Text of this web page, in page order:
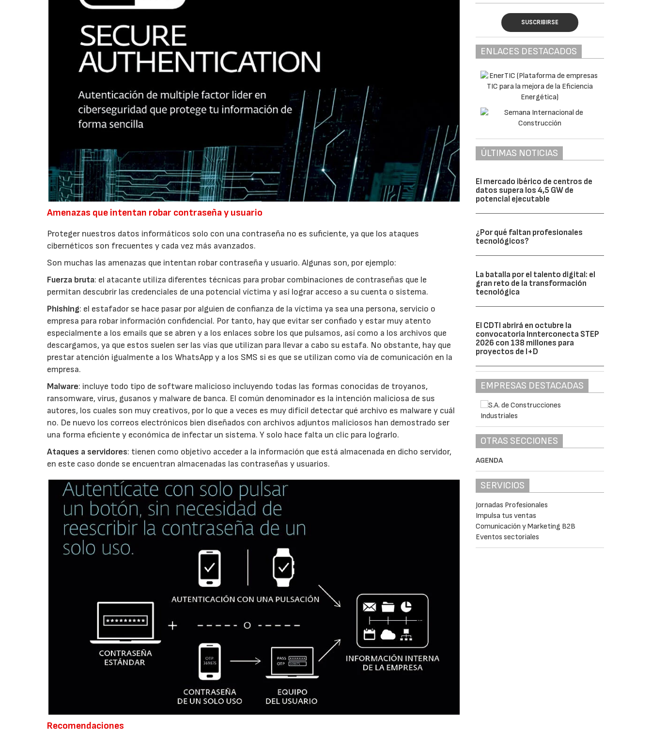
Amenazas que intentan robar contraseña y usuario
Proteger nuestros datos informáticos solo con una contraseña no es suficiente, ya que los ataques
cibernéticos son frecuentes y cada vez más avanzados.
Son muchas las amenazas que intentan robar contraseña y usuario. Algunas son, por ejemplo:
Fuerza bruta: el atacante utiliza diferentes técnicas para probar combinaciones de contraseñas que le
permitan descubrir las credenciales de una potencial víctima y así lograr acceso a su cuenta o sistema.
Phishing: el estafador se hace pasar por alguien de confianza de la víctima ya sea una persona, servicio o
empresa para robar información confidencial. Por tanto, hay que evitar ser confiado y estar muy atento
especialmente a los emails que se abren y a los enlaces sobre los que pulsamos, así como a los archivos que
descargamos, ya que estos suelen ser las vías que utilizan para llevar a cabo su estafa. No obstante, hay que
prestar atención igualmente a los WhatsApp y a los SMS si es que se utilizan como vía de comunicación en la
empresa.
Malware: incluye todo tipo de software malicioso incluyendo todas las formas conocidas de troyanos,
ransomware, virus, gusanos y malware de banca. El común denominador es la intención maliciosa de sus
autores, los cuales son muy creativos, por lo que a veces es muy difícil detectar qué archivo es malware y cuál
no. De nuevo los correos electrónicos bien diseñados con archivos adjuntos maliciosos han demostrado ser
una forma eficiente y económica de infectar un sistema. Y solo hace falta un clic para lograrlo.
Ataques a servidores: tienen como objetivo acceder a la información que está almacenada en dicho servidor,
en este caso donde se encuentran almacenadas las contraseñas y usuarios.
Recomendaciones
SUSCRIBIRSE
ENLACES DESTACADOS
ÚLTIMAS NOTICIAS
El mercado ibérico de centros de
datos supera los 4,5 GW de
potencial ejecutable
¿Por qué faltan profesionales
tecnológicos?
La batalla por el talento digital: el
gran reto de la transformación
tecnológica
El CDTI abrirá en octubre la
convocatoria Innterconecta STEP
2026 con 138 millones para
proyectos de I+D
EMPRESAS DESTACADAS
OTRAS SECCIONES
AGENDA
SERVICIOS
Jornadas Profesionales
Impulsa tus ventas
Comunicación y Marketing B2B
Eventos sectoriales